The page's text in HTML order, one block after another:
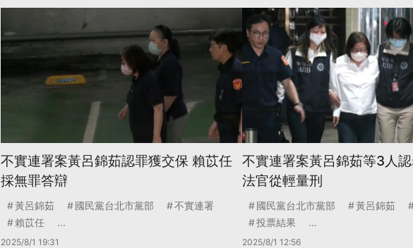
不實連署案黃呂錦茹認罪獲交保 賴苡任
採無罪答辯
黃呂錦茹 國民黨台北市黨部
不實連署
賴苡任
...
2025/8/1 19:31
不實連署案黃呂錦茹等3人
法官從輕量刑
國民黨台北市黨部
黃呂錦茹
投票結果
...
2025/8/1 12:56